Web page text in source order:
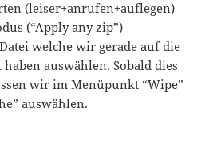
(leiser+anrufen+auflegen)
(“Apply any zip”)
welche wir gerade auf die
haben auswählen. Sobald dies
wir im Menüpunkt “Wipe”
auswählen.